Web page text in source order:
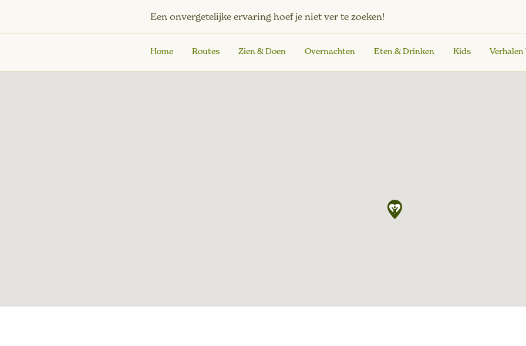
Een onvergetelijke ervaring hoef je niet ver te zoeken!
Home Routes Zien & Doen Overnachten Eten & Drinken Kids Verhalen